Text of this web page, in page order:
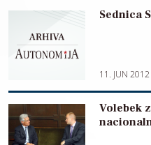
Sednica
11. JUN 2012
Volebek